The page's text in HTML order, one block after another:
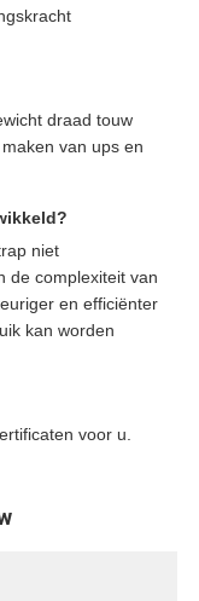
draad touw
van ups en
niet
de complexiteit van
en efficiënter
kan worden
voor u.